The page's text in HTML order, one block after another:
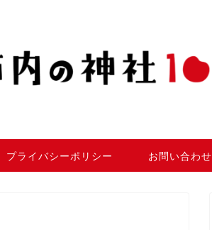
プライバシーポリシー お問い合わせ